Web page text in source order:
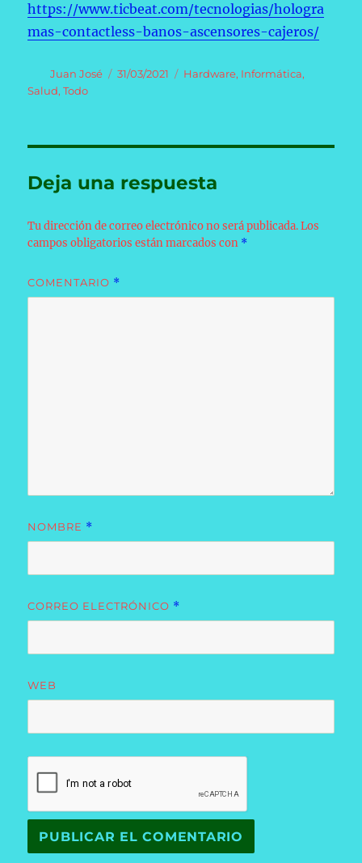
https://www.ticbeat.com/tecnologias/hologra
mas-contactless-banos-ascensores-cajeros/
Autor
Juan José
Publicado
31/03/2021 Categorías
Hardware, Informática,
Salud,Todo
Deja una respuesta
Tu dirección de correo electrónico no será publicada. Los
campos obligatorios están marcados con *
COMENTARIO *
NOMBRE *
CORREO ELECTRÓNICO *
WEB